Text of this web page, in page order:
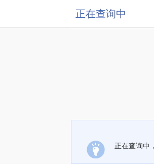
正在查询中
正在查询中